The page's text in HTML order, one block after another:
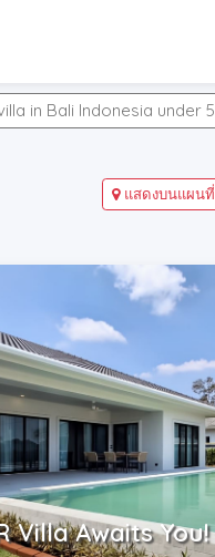
แสดงบนแผนที่
Villa Awaits You!